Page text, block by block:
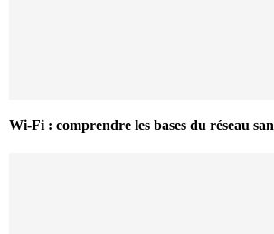
Wi-Fi : comprendre les bases du réseau